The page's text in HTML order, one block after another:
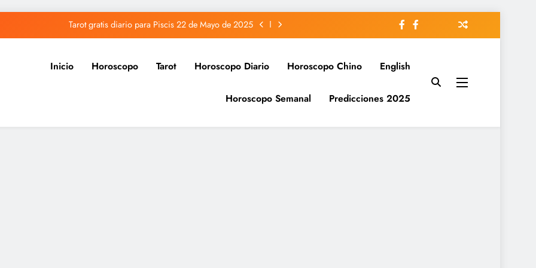
Tarot gratis diario para Piscis 22 de Mayo de 2025
Tarot gratis diario para Capricornio 22 de Mayo de 2025
Tarot gratis diario para Sagitario 22 de Mayo de 2025
Tarot gratis diario para Piscis 22 de Mayo de 2025
Inicio Horoscopo Tarot Horoscopo Diario Horoscopo Chino English
Horoscopo Semanal Predicciones 2025